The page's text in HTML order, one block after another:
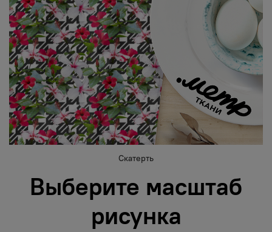
Скатерть
Выберите масштаб
рисунка